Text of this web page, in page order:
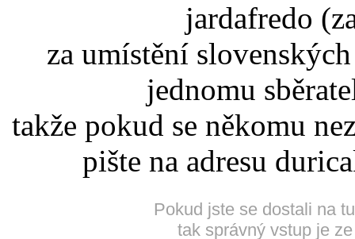
jardafredo
za umístění
jednomu
takže pokud se někomu
pište na adresu
Pokud jste se dostali na
tak správný vstup je